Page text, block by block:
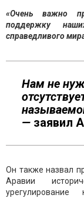
«Очень важно
поддержку
справедливого
Нам не
— заявил
Он также назвал
Аравии